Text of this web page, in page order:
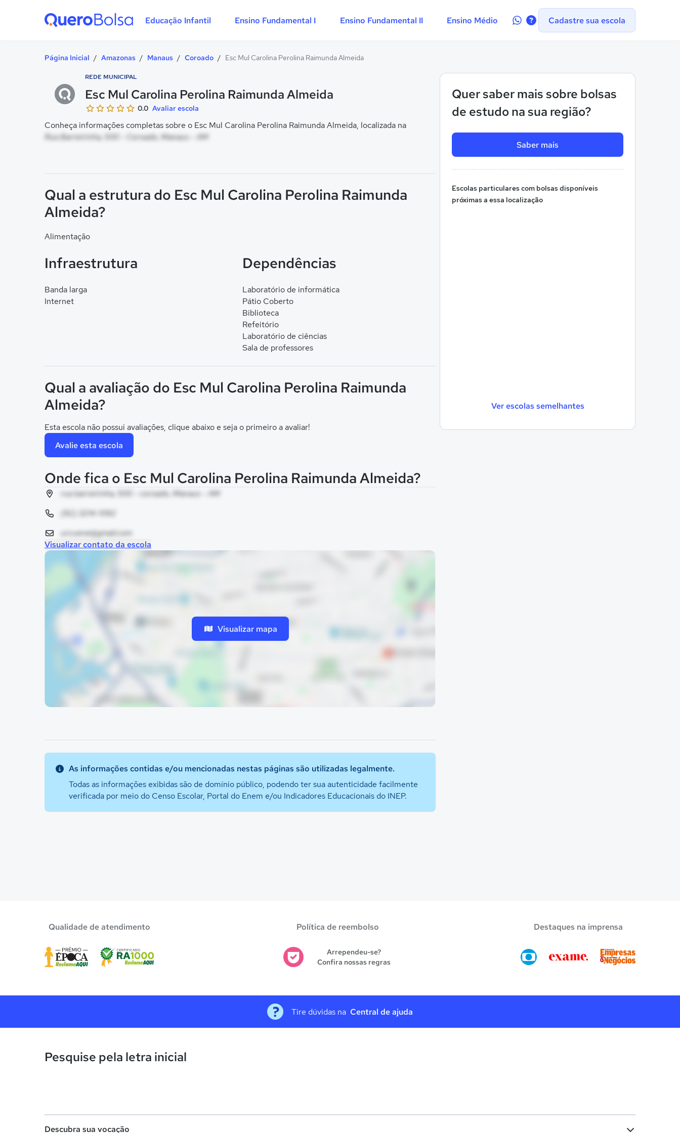
Educação Infantil Ensino Fundamental I Ensino Fundamental II Ensino Médio
Contate-Cadastre sua escola
Página Inicial / Amazonas / Manaus / Coroado / Esc Mul Carolina Perolina Raimunda Almeida
REDE MUNICIPAL
Esc Mul Carolina Perolina Raimunda Almeida
0.0 Avaliar escola
Conheça informações completas sobre o Esc Mul Carolina Perolina Raimunda Almeida, localizada na
Rua Barreirinha, 500 - Coroado, Manaus - AM
Quer saber mais sobre bolsas
de estudo na sua região?
Saber mais
Escolas particulares com bolsas disponíveis
próximas a essa localização
Ver escolas semelhantes
Qual a estrutura do Esc Mul Carolina Perolina Raimunda
Almeida?
Alimentação
Infraestrutura
Banda larga
Internet
Dependências
Laboratório de informática
Pátio Coberto
Biblioteca
Refeitório
Laboratório de ciências
Sala de professores
Qual a avaliação do Esc Mul Carolina Perolina Raimunda
Almeida?
Esta escola não possui avaliações, clique abaixo e seja o primeiro a avaliar!
Avalie esta escola
Onde fica o Esc Mul Carolina Perolina Raimunda Almeida?
rua barreirinha, 500 - coroado, Manaus - AM
(92) 3214-1092
urcuene@gmail.com
Visualizar contato da escola
Visualizar mapa
As informações contidas e/ou mencionadas nestas páginas são utilizadas legalmente.
Todas as informações exibidas são de domínio público, podendo ter sua autenticidade facilmente
verificada por meio do Censo Escolar, Portal do Enem e/ou Indicadores Educacionais do INEP.
Qualidade de atendimento Política de reembolso
Arrependeu-se?
Confira nossas regras
Destaques na imprensa
Tire dúvidas na Central de ajuda
Pesquise pela letra inicial
Descubra sua vocação